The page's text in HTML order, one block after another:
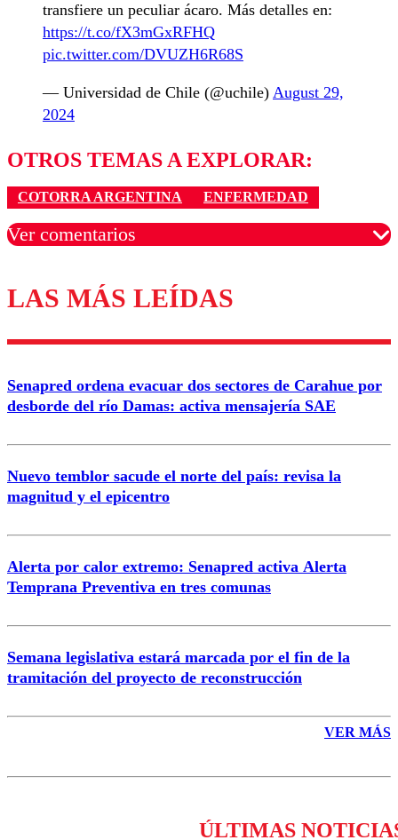
transfiere un peculiar ácaro. Más detalles en:
https://t.co/fX3mGxRFHQ
pic.twitter.com/DVUZH6R68S
— Universidad de Chile (@uchile) August 29,
2024
OTROS TEMAS A EXPLORAR:
COTORRA ARGENTINA ENFERMEDAD
Ver comentarios
Los comentarios son moderados para garantizar un
diálogo respetuoso.
Nombre
Correo
LAS MÁS LEÍDAS
Senapred ordena evacuar dos sectores de Carahue por
desborde del río Damas: activa mensajería SAE
Nuevo temblor sacude el norte del país: revisa la
magnitud y el epicentro
Alerta por calor extremo: Senapred activa Alerta
Temprana Preventiva en tres comunas
Semana legislativa estará marcada por el fin de la
tramitación del proyecto de reconstrucción
VER MÁS
ÚLTIMAS